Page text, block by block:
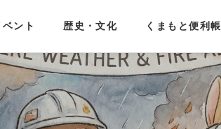
ベント 歴史・文化 くまもと便利帳